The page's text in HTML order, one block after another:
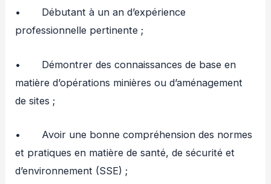
• Débutant à un an d’expérience
professionnelle pertinente ;
• Démontrer des connaissances de base en
matière d’opérations minières ou d’aménagement
de sites ;
• Avoir une bonne compréhension des normes
et pratiques en matière de santé, de sécurité et
d’environnement (SSE) ;